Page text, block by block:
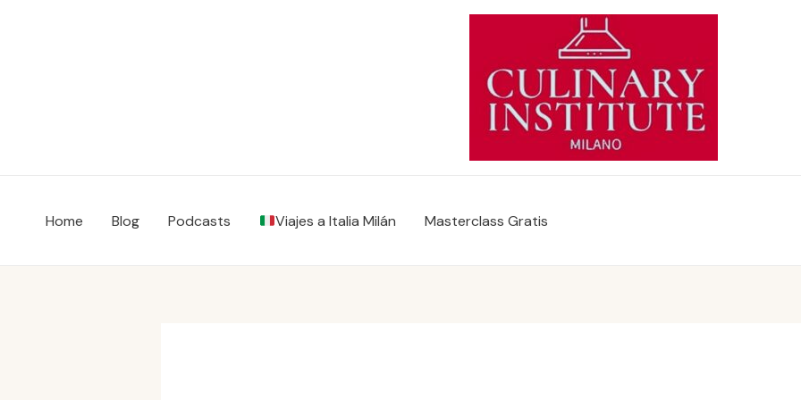
Home Blog Podcasts Viajes a Italia Milán Masterclass Gratis